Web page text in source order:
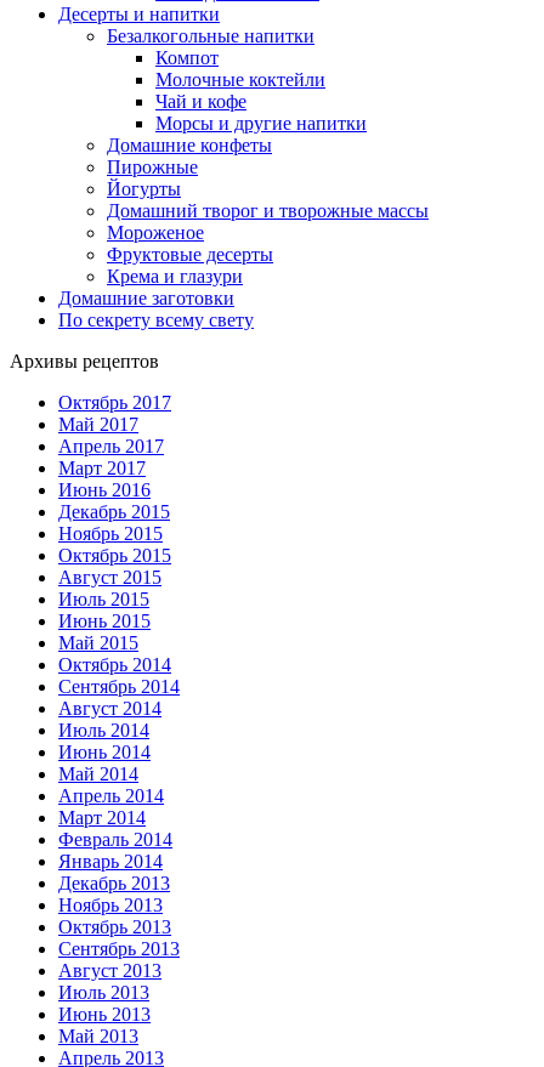
Десерты и напитки
Безалкогольные напитки
Компот
Молочные коктейли
Чай и кофе
Морсы и другие напитки
Домашние конфеты
Пирожные
Йогурты
Домашний творог и творожные массы
Мороженое
Фруктовые десерты
Крема и глазури
Домашние заготовки
По секрету всему свету
Архивы рецептов
Октябрь 2017
Май 2017
Апрель 2017
Март 2017
Июнь 2016
Декабрь 2015
Ноябрь 2015
Октябрь 2015
Август 2015
Июль 2015
Июнь 2015
Май 2015
Октябрь 2014
Сентябрь 2014
Август 2014
Июль 2014
Июнь 2014
Май 2014
Апрель 2014
Март 2014
Февраль 2014
Январь 2014
Декабрь 2013
Ноябрь 2013
Октябрь 2013
Сентябрь 2013
Август 2013
Июль 2013
Июнь 2013
Май 2013
Апрель 2013